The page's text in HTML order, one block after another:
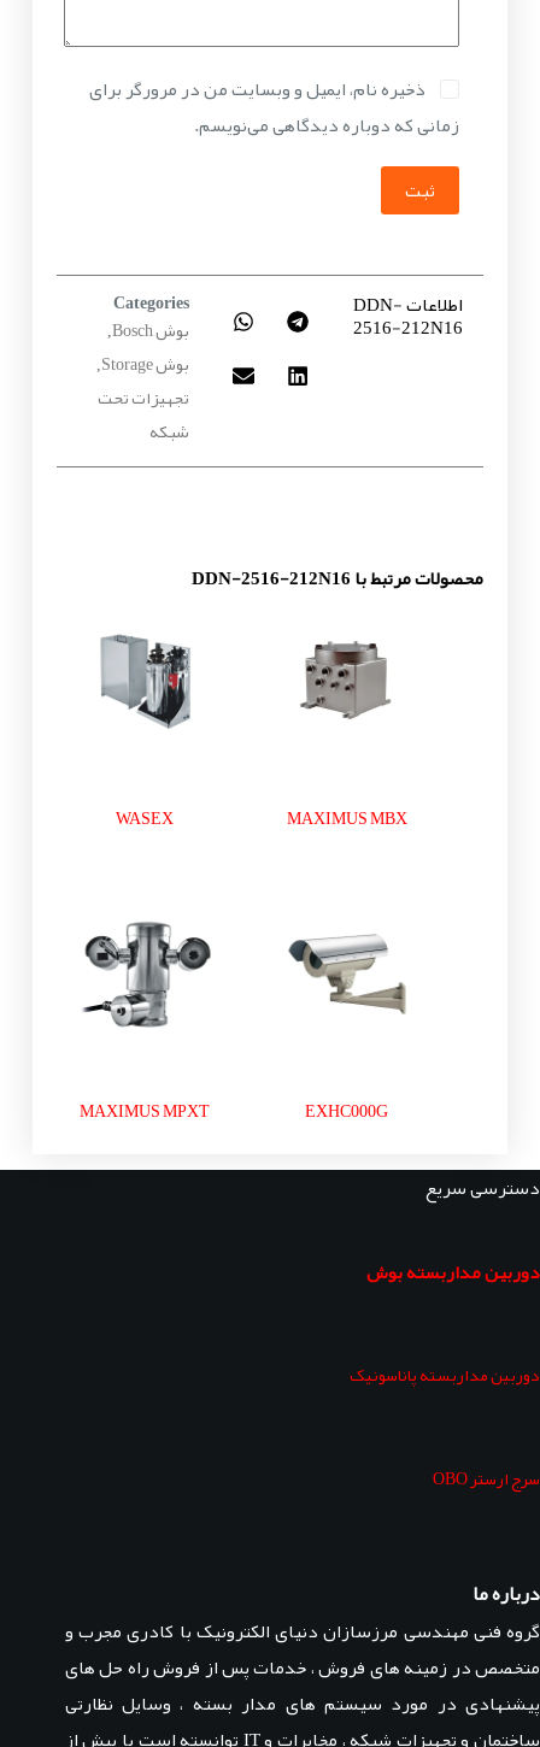
ذخیره نام، ایمیل و وبسایت من در مرورگر برای
زمانی که دوباره دیدگاهی می‌نویسم.
ثبت
اطلاعات DDN-
2516-212N16
Categories
بوش Bosch ,
بوش Storage ,
تجهیزات تحت
شبکه
محصولات مرتبط با DDN-2516-212N16
MAXIMUS MBX
WASEX
EXHC000G
MAXIMUS MPXT
دسترسی سریع
دوربین مداربسته بوش
دوربین مداربسته پاناسونیک
سرج ارستر OBO
درباره ما
گروه فنی مهندسی مرزسازان دنیای الکترونیک با کادری مجرب و
متخصص در زمینه های فروش ، خدمات پس از فروش راه حل های
پیشنهادی در مورد سیستم های مدار بسته ، وسایل نظارتی